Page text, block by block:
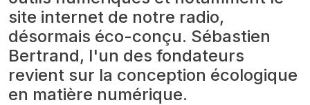
site internet de notre radio,
désormais éco-conçu. Sébastien
Bertrand, l'un des fondateurs
revient sur la conception écologique
en matière numérique.